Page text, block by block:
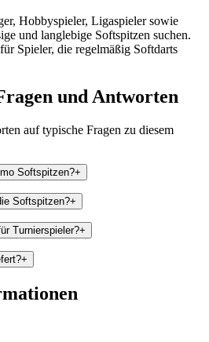
Hobbyspieler, Ligaspieler sowie
und langlebige Softspitzen suchen.
Spieler, die regelmäßig Softdarts
und Antworten
auf typische Fragen zu diesem
Softspitzen?+
Softspitzen?+
Turnierspieler?+
+